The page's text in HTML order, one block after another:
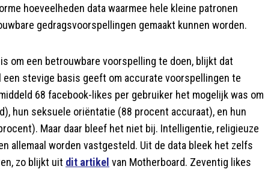
hoeveelheden data waarmee hele kleine patronen
gedragsvoorspellingen gemaakt kunnen worden.
om een betrouwbare voorspelling te doen, blijkt dat
stevige basis geeft om accurate voorspellingen te
68 facebook-likes per gebruiker het mogelijk was om
hun seksuele oriëntatie (88 procent accuraat), en hun
Maar daar bleef het niet bij. Intelligentie, religieuze
allemaal worden vastgesteld. Uit de data bleek het zelfs
zo blijkt uit dit artikel van Motherboard. Zeventig likes